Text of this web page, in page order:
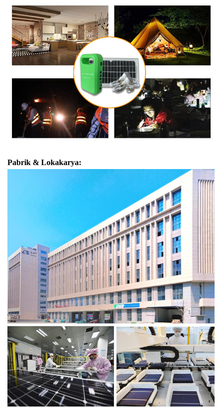
Pabrik & Lokakarya: